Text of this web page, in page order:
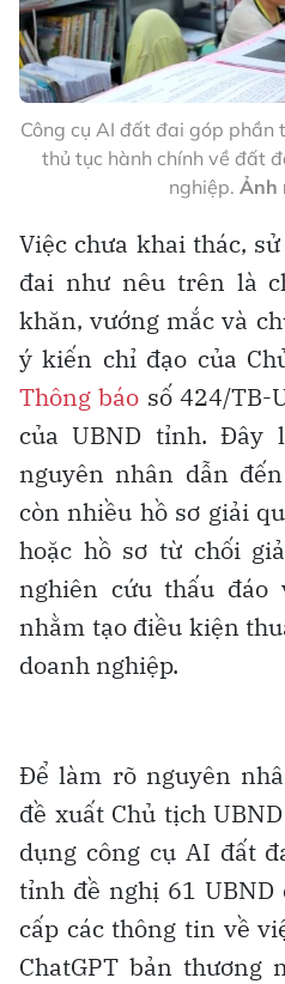
Công cụ AI đất đai góp
thủ tục hành chính về đất
nghiệp. Ảnh
Việc chưa khai thác,
đai như nêu trên là
khăn, vướng mắc và
ý kiến chỉ đạo của
Thông báo số 424/TB-
của UBND tỉnh. Đây
nguyên nhân dẫn
còn nhiều hồ sơ giải
hoặc hồ sơ từ chối
nghiên cứu thấu đáo
nhằm tạo điều kiện
doanh nghiệp.
Để làm rõ nguyên
đề xuất Chủ tịch
dụng công cụ AI đất
tỉnh đề nghị 61 UBND
cấp các thông tin về
ChatGPT bản thương